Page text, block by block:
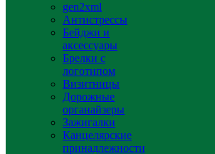
gen2xml
Антистрессы
Бейджи и
аксессуары
Брелки с
логотипом
Визитницы
Дорожные
органайзеры
Зажигалки
Канцелярские
принадлежности